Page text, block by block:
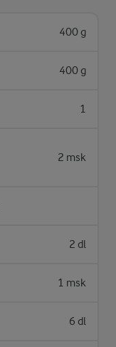
400 g
400 g
1
2 msk
2 dl
1 msk
6 dl